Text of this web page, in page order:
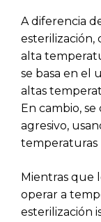
A diferencia
esterilización,
alta
se basa en el
altas
En cambio,
agresivo,
temperaturas
Mientras que
operar a
esterilización